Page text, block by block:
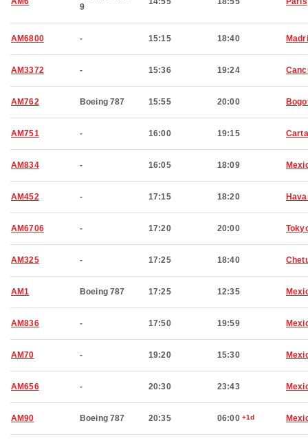
9
AM6800 - 15:15 18:40
AM3372 - 15:36 19:24
AM762 Boeing 787 15:55 20:00
AM751 - 16:00 19:15
AM834 - 16:05 18:09
AM452 - 17:15 18:20
AM6706 - 17:20 20:00
AM325 - 17:25 18:40
AM1 Boeing 787 17:25 12:35
AM836 - 17:50 19:59
AM70 - 19:20 15:30
AM656 - 20:30 23:43
AM90 Boeing 787 20:35 06:00 +1d